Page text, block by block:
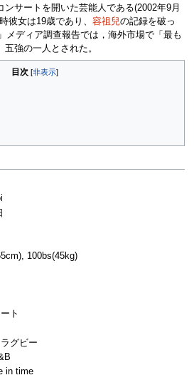
サートを開いた芸能人である(2002年9月
彼女は19歳であり、 容祖兒の記録を破っ
メディア調查報告では，海外市場で「最も
強の一人とされた。
目次
100bs(45kg)
ト
グビー
in time